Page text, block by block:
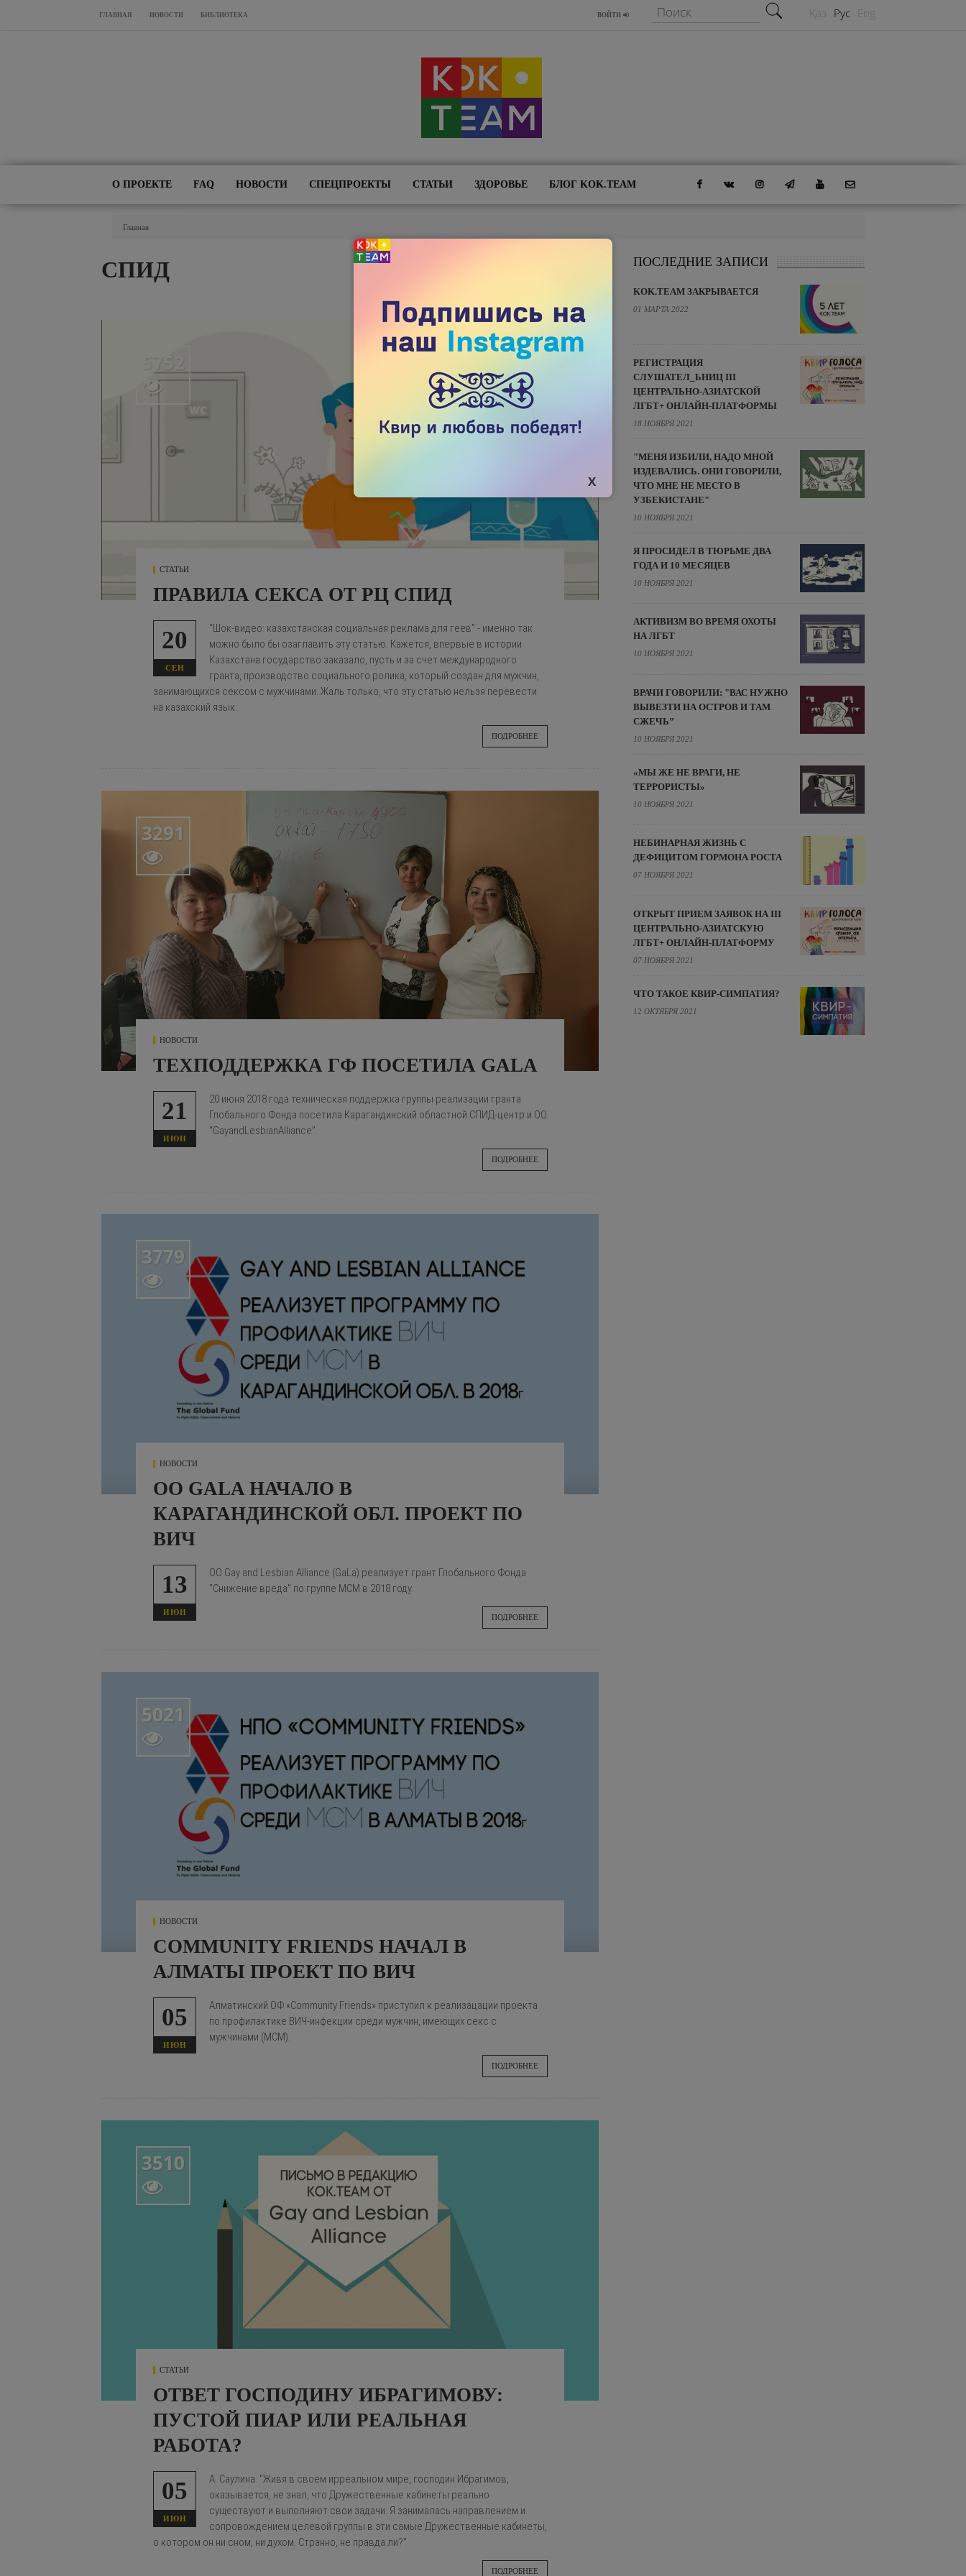
Перейти к основному содержанию
ГЛАВНАЯ НОВОСТИ БИБЛИОТЕКА ВОЙТИ
Форма поиска
Поиск Қаз Рус Eng
О ПРОЕКТЕ FAQ НОВОСТИ СПЕЦПРОЕКТЫ СТАТЬИ ЗДОРОВЬЕ БЛОГ KOK.TEAM
Главная
СПИД
5752

СТАТЬИ
ПРАВИЛА СЕКСА ОТ РЦ СПИД
20
СЕН
“Шок-видео: казахстанская социальная реклама для геев” - именно так
можно было бы озаглавить эту статью. Кажется, впервые в истории
Казахстана государство заказало, пусть и за счет международного
гранта, производство социального ролика, который создан для мужчин,
занимающихся сексом с мужчинами. Жаль только, что эту статью нельзя перевести
на казахский язык.
ПОДРОБНЕЕ
3291

НОВОСТИ
ТЕХПОДДЕРЖКА ГФ ПОСЕТИЛА GALA
21
ИЮН
20 июня 2018 года техническая поддержка группы реализации гранта
Глобального Фонда посетила Карагандинский областной СПИД-центр и ОО
“GayandLesbianAlliance”.
ПОДРОБНЕЕ
3779

НОВОСТИ
ОО GALA НАЧАЛО В
КАРАГАНДИНСКОЙ ОБЛ. ПРОЕКТ ПО
ВИЧ
13
ИЮН
ОО Gay and Lesbian Alliance (GаLа) реализует грант Глобального Фонда
"Снижение вреда" по группе МСМ в 2018 году.
ПОДРОБНЕЕ
5021

НОВОСТИ
COMMUNITY FRIENDS НАЧАЛ В
АЛМАТЫ ПРОЕКТ ПО ВИЧ
05
ИЮН
Алматинский ОФ «Community Friends» приступил к реализацации проекта
по профилактике ВИЧ-инфекции среди мужчин, имеющих секс с
мужчинами (МСМ).
ПОДРОБНЕЕ
3510

СТАТЬИ
ОТВЕТ ГОСПОДИНУ ИБРАГИМОВУ:
ПУСТОЙ ПИАР ИЛИ РЕАЛЬНАЯ
РАБОТА?
05
ИЮН
А. Саулина: "Живя в своём ирреальном мире, господин Ибрагимов,
оказывается, не знал, что Дружественные кабинеты реально
существуют и выполняют свои задачи. Я занималась направлением и
сопровождением целевой группы в эти самые Дружественные кабинеты,
о котором он ни сном, ни духом. Странно, не правда ли?"
ПОДРОБНЕЕ
ПОСЛЕДНИЕ ЗАПИСИ
KOK.TEAM ЗАКРЫВАЕТСЯ
01 МАРТА 2022
РЕГИСТРАЦИЯ
СЛУШАТЕЛ_ЬНИЦ III
ЦЕНТРАЛЬНО-АЗИАТСКОЙ
ЛГБТ+ ОНЛАЙН-ПЛАТФОРМЫ
18 НОЯБРЯ 2021
"МЕНЯ ИЗБИЛИ, НАДО МНОЙ
ИЗДЕВАЛИСЬ. ОНИ ГОВОРИЛИ,
ЧТО МНЕ НЕ МЕСТО В
УЗБЕКИСТАНЕ"
10 НОЯБРЯ 2021
Я ПРОСИДЕЛ В ТЮРЬМЕ ДВА
ГОДА И 10 МЕСЯЦЕВ
10 НОЯБРЯ 2021
АКТИВИЗМ ВО ВРЕМЯ ОХОТЫ
НА ЛГБТ
10 НОЯБРЯ 2021
ВРАЧИ ГОВОРИЛИ: "ВАС НУЖНО
ВЫВЕЗТИ НА ОСТРОВ И ТАМ
СЖЕЧЬ”
10 НОЯБРЯ 2021
«МЫ ЖЕ НЕ ВРАГИ, НЕ
ТЕРРОРИСТЫ»
10 НОЯБРЯ 2021
НЕБИНАРНАЯ ЖИЗНЬ С
ДЕФИЦИТОМ ГОРМОНА РОСТА
07 НОЯБРЯ 2021
ОТКРЫТ ПРИЕМ ЗАЯВОК НА III
ЦЕНТРАЛЬНО-АЗИАТСКУЮ
ЛГБТ+ ОНЛАЙН-ПЛАТФОРМУ
07 НОЯБРЯ 2021
ЧТО ТАКОЕ КВИР-СИМПАТИЯ?
12 ОКТЯБРЯ 2021